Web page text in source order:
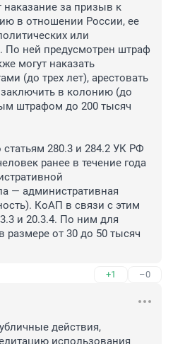
наказание за призыв к
в отношении России, ее
или
По ней предусмотрен штраф
могут наказать
(до трех лет), арестовать
в колонию (до
штрафом до 200 тысяч
280.3 и 284.2 УК РФ
ранее в течение года
— административная
КоАП в связи с этим
и 20.3.4. По ним для
от 30 до 50 тысяч
+1 –0
действия,
использования